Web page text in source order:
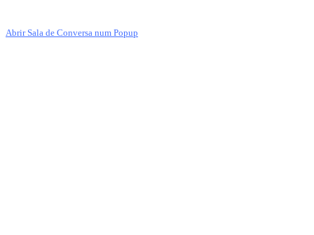
Abrir Sala de Conversa num Popup